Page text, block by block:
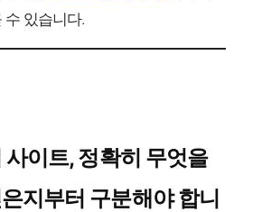
수 있습니다.
사이트, 정확히 무엇을
지부터 구분해야 합니